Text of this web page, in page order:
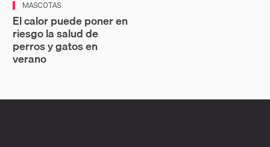
MASCOTAS
El calor puede poner en
riesgo la salud de
perros y gatos en
verano